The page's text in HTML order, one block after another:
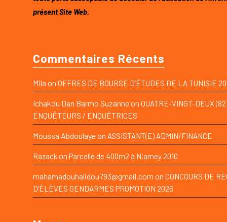
présent Site Web.
Commentaires Récents
Mila on OFFRES DE BOURSE D’ÉTUDES DE LA TUNISIE
Ichakou Dan Barmo Suzanneon QUATRE-VINGT-DEUX
ENQUÊTEURS / ENQUÊTRICES
Moussa Abdoulayeon ASSISTANT(E) ADMIN/FINANCE
Razackon Parcelle de 400m2 à Niamey 2010
mahamadouhalidou793@gmail.com on CONCOURS DE
D’ÉLÈVES GENDARMES PROMOTION 2026